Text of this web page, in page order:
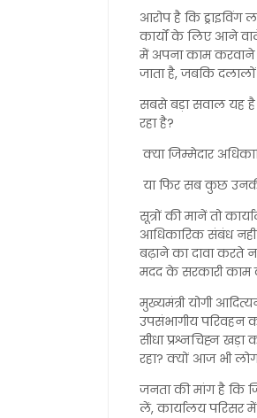
आरोप है कि
कार्यों के लिए आने
में अपना काम करवाने
जाता है, जबकि
सबसे बड़ा सवाल यह
रहा है?
क्या जिम्मेदार
या फिर सब कुछ उनकी
सूत्रों की मानें तो
आधिकारिक संबंध
बढ़ाने का दावा करते
मदद के सरकारी काम
मुख्यमंत्री योगी
उपसंभागीय परिवहन
सीधा प्रश्नचिह्न
रहा? क्यों आज भी
जनता की मांग है कि
लें, कार्यालय परिसर